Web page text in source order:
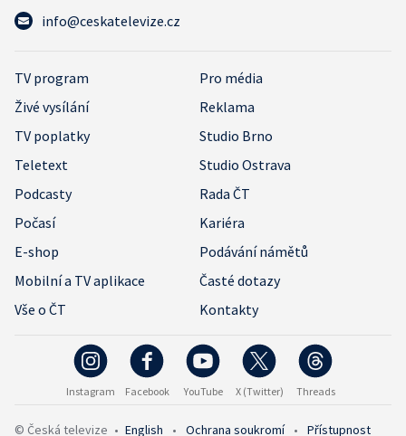
info@ceskatelevize.cz
TV program
Pro média
Živé vysílání
Reklama
TV poplatky
Studio Brno
Teletext
Studio Ostrava
Podcasty
Rada ČT
Počasí
Kariéra
E-shop
Podávání námětů
Mobilní a TV aplikace
Časté dotazy
Vše o ČT
Kontakty
Instagram Facebook YouTube X (Twitter) Threads
© Česká televize • English • Ochrana soukromí • Přístupnost